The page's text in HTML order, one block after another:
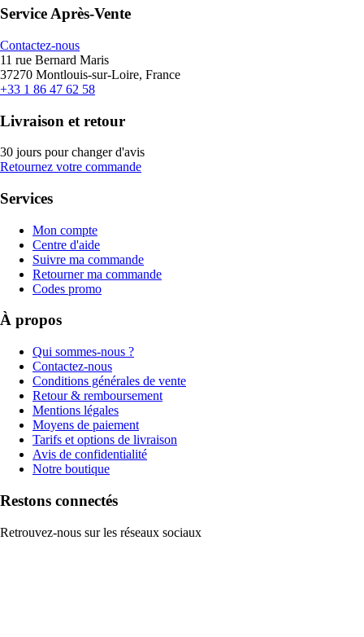
Service Après-Vente
Contactez-nous
11 rue Bernard Maris
37270 Montlouis-sur-Loire, France
+33 1 86 47 62 58
Livraison et retour
30 jours pour changer d'avis
Retournez votre commande
Services
Mon compte
Centre d'aide
Suivre ma commande
Retourner ma commande
Codes promo
À propos
Qui sommes-nous ?
Contactez-nous
Conditions générales de vente
Retour & remboursement
Mentions légales
Moyens de paiement
Tarifs et options de livraison
Avis de confidentialité
Notre boutique
Restons connectés
Retrouvez-nous sur les réseaux sociaux